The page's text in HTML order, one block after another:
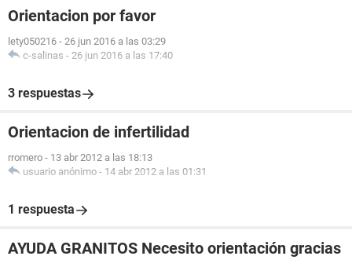
Orientacion por favor
lety050216 - 26 jun 2016 a las 03:29
c-salinas - 26 jun 2016 a las 17:40
3 respuestas
Orientacion de infertilidad
rromero - 13 abr 2012 a las 18:13
usuario anónimo - 14 abr 2012 a las 01:31
1 respuesta
AYUDA GRANITOS Necesito orientación gracias